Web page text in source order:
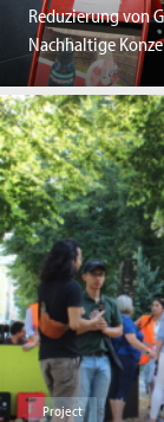
Reduzierung von
Nachhaltige
Project